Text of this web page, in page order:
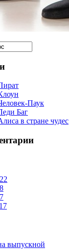
Паук
Баг
в стране чудес
выпускной